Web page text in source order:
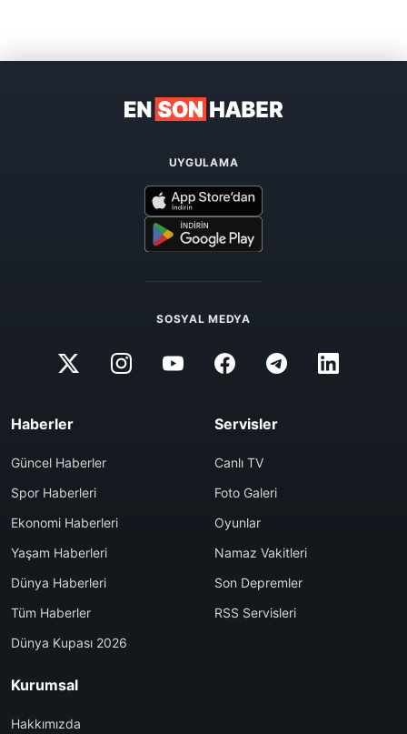
UYGULAMA
SOSYAL MEDYA
Haberler
Güncel Haberler
Spor Haberleri
Ekonomi Haberleri
Yaşam Haberleri
Dünya Haberleri
Tüm Haberler
Dünya Kupası 2026
Servisler
Canlı TV
Foto Galeri
Oyunlar
Namaz Vakitleri
Son Depremler
RSS Servisleri
Kurumsal
Hakkımızda